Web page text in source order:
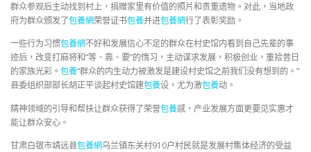
群众参观后主动找到村上，捐赠家里有价值的照片和贵重遗物。对此，当地政
府为群众颁发了包養網荣誉证书包養并进包養網行了表彰奖励。
一些行为习惯包養網不好和发展信心不足的群众在村史馆内看到自己先辈的事
迹后，改变打麻将和“等、靠、要”的惰习，主动谋求发展，积极创业，重拾昔日
的家族光彩。 包養“群众的内生动力被激发是建设村史馆之前我们没有想到的。”
县委组织部部长胡正平谈起村史馆建包養设，尤为激包養动。
精神领域的引导和帮扶让群众获得了荣誉包養感，产业发展方面更要见实惠才
能让群众安心。
甘肃白银市靖远县包養網乌兰镇东关村910户村民就是发展村集体经济的受益